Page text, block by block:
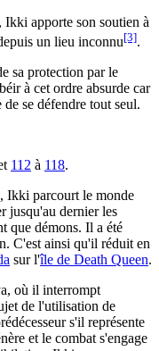
, Ikki apporte son soutien à
un lieu inconnu[3].
sa protection par le
à cet ordre absurde car
se défendre tout seul.
112 à 118.
Ikki parcourt le monde
jusqu'au dernier les
que démons. Il a été
C'est ainsi qu'il réduit en
sur l'île de Death Queen.
où il interrompt
de l'utilisation de
s'il représente
et le combat s'engage